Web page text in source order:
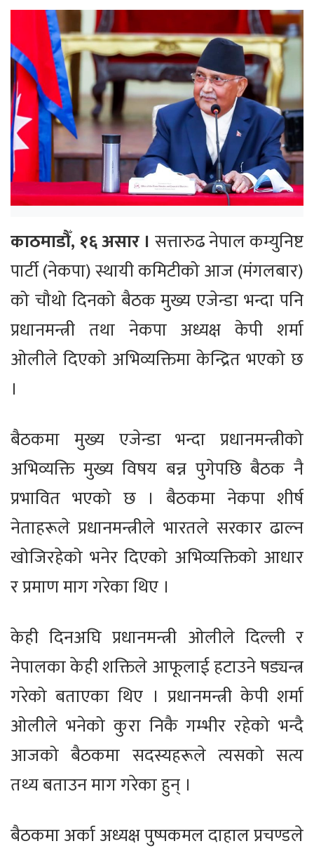
काठमाडौँ, १६ असार । सत्तारुढ नेपाल कम्युनिष्ट
पार्टी (नेकपा) स्थायी कमिटीको आज (मंगलबार)
को चौथो दिनको बैठक मुख्य एजेन्डा भन्दा पनि
प्रधानमन्त्री तथा नेकपा अध्यक्ष केपी शर्मा
ओलीले दिएको अभिव्यक्तिमा केन्द्रित भएको छ
।
बैठकमा मुख्य एजेन्डा भन्दा प्रधानमन्त्रीको
अभिव्यक्ति मुख्य विषय बन्न पुगेपछि बैठक नै
प्रभावित भएको छ । बैठकमा नेकपा शीर्ष
नेताहरूले प्रधानमन्त्रीले भारतले सरकार ढाल्न
खोजिरहेको भनेर दिएको अभिव्यक्तिको आधार
र प्रमाण माग गरेका थिए ।
केही दिनअघि प्रधानमन्त्री ओलीले दिल्ली र
नेपालका केही शक्तिले आफूलाई हटाउने षड्यन्त्र
गरेको बताएका थिए । प्रधानमन्त्री केपी शर्मा
ओलीले भनेको कुरा निकै गम्भीर रहेको भन्दै
आजको बैठकमा सदस्यहरूले त्यसको सत्य
तथ्य बताउन माग गरेका हुन् ।
बैठकमा अर्का अध्यक्ष पुष्पकमल दाहाल प्रचण्डले